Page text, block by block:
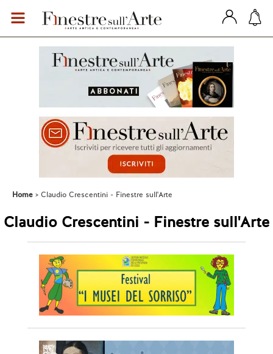
Home Claudio Crescentini - Finestre sull'Arte
Claudio Crescentini - Finestre sull'Arte